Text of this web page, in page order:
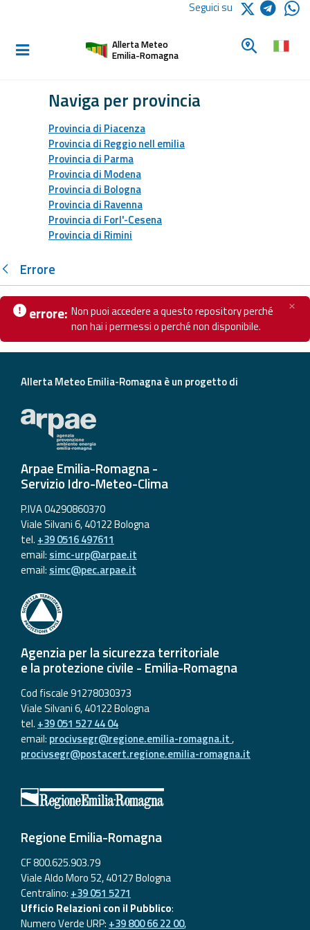
Informati e
Allerte E
Bollettini
Allerte e
Bollettini
Meteo
Allerte e
Valanghe
Monitoraggio
eventi
Previsioni e dati
Previsioni meteo e
Dati osservati
Radar meteo
Strumenti
Operativi
Report
Aggiornamenti
utili
Domande
frequenti
sviluppatori
Allerta
Emilia-
Romagna
Contatti
Seguici su
Allerta Meteo
Emilia-Romagna
Cerca un
Naviga per provincia
Provincia di Piacenza
Provincia di Reggio nell emilia
Provincia di Parma
Provincia di Modena
Provincia di Bologna
Provincia di Ravenna
Provincia di Forl'-Cesena
Provincia di Rimini
Errore
errore: Non puoi accedere a questo repository perché
non hai i permessi o perché non disponibile.
Allerta Meteo Emilia-Romagna è un progetto di
Arpae Emilia-Romagna -
Servizio Idro-Meteo-Clima
P.IVA 04290860370
Viale Silvani 6, 40122 Bologna
tel. +39 0516 497611
email: simc-urp@arpae.it
email: simc@pec.arpae.it
Agenzia per la sicurezza territoriale
e la protezione civile - Emilia-Romagna
Cod fiscale 91278030373
Viale Silvani 6, 40122 Bologna
tel. +39 051 527 44 04
email: procivsegr@regione.emilia-romagna.it,
procivsegr@postacert.regione.emilia-romagna.it
Regione Emilia-Romagna
CF 800.625.903.79
Viale Aldo Moro 52, 40127 Bologna
Centralino: +39 051 5271
Ufficio Relazioni con il Pubblico:
Numero Verde URP: +39 800 66 22 00,